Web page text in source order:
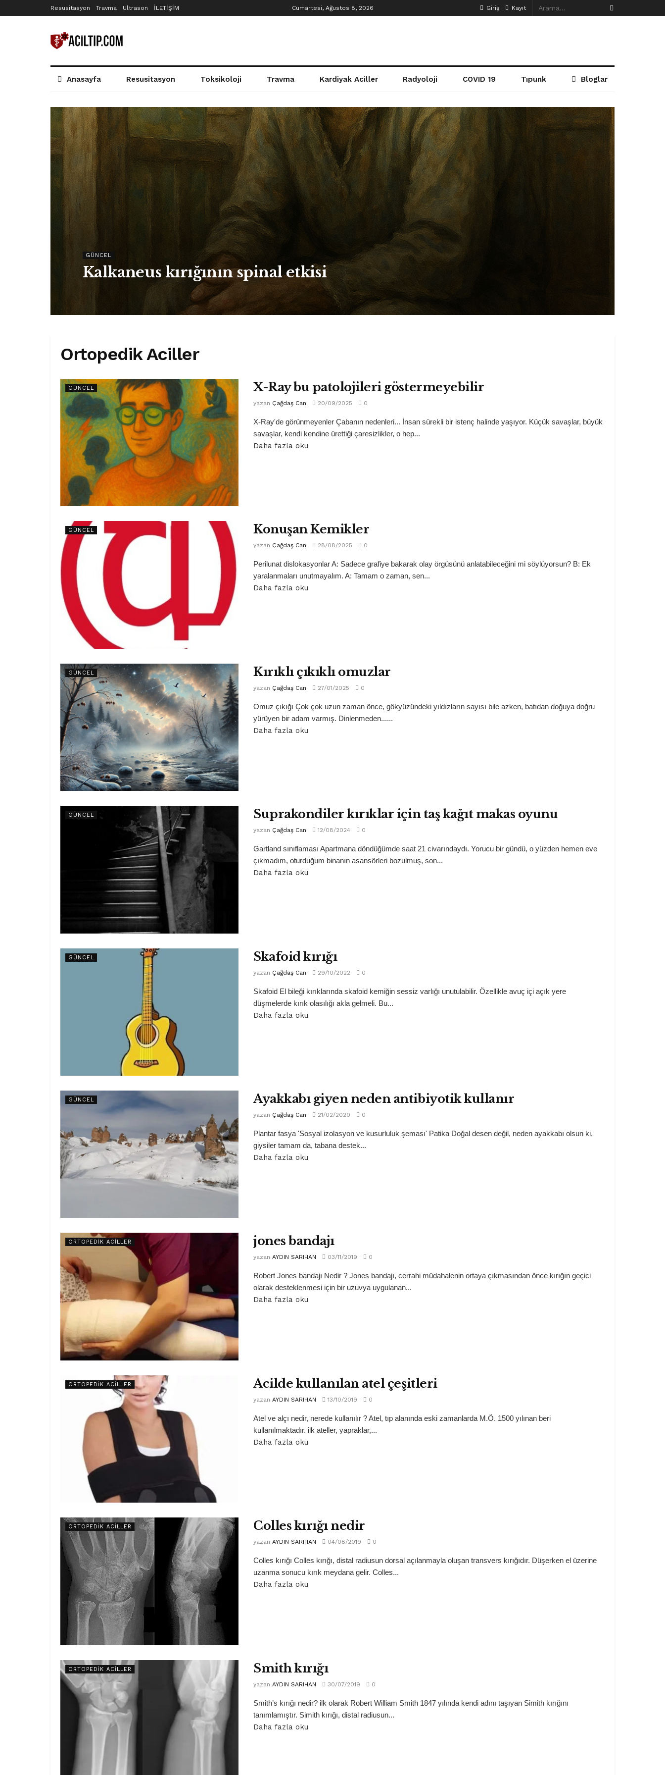
Resusitasyon Travma Ultrason İLETİŞİM Cumartesi, Ağustos 8, 2026 Giriş Kayıt
Anasayfa Resusitasyon Toksikoloji Travma Kardiyak Aciller Radyoloji COVID 19 Tıpunk Bloglar
GÜNCEL
Kalkaneus kırığının spinal etkisi
Ortopedik Aciller
GÜNCEL X-Ray bu patolojileri göstermeyebilir
yazan Çağdaş Can 20/09/2025 0
X-Ray'de görünmeyenler Çabanın nedenleri... İnsan sürekli bir istenç halinde yaşıyor. Küçük savaşlar, büyük
savaşlar, kendi kendine ürettiği çaresizlikler, o hep...
Daha fazla oku
GÜNCEL Konuşan Kemikler
yazan Çağdaş Can 28/08/2025 0
Perilunat dislokasyonlar A: Sadece grafiye bakarak olay örgüsünü anlatabileceğini mi söylüyorsun? B: Ek
yaralanmaları unutmayalım. A: Tamam o zaman, sen...
Daha fazla oku
GÜNCEL Kırıklı çıkıklı omuzlar
yazan Çağdaş Can 27/01/2025 0
Omuz çıkığı Çok çok uzun zaman önce, gökyüzündeki yıldızların sayısı bile azken, batıdan doğuya doğru
yürüyen bir adam varmış. Dinlenmeden......
Daha fazla oku
GÜNCEL Suprakondiler kırıklar için taş kağıt makas oyunu
yazan Çağdaş Can 12/08/2024 0
Gartland sınıflaması Apartmana döndüğümde saat 21 civarındaydı. Yorucu bir gündü, o yüzden hemen eve
çıkmadım, oturduğum binanın asansörleri bozulmuş, son...
Daha fazla oku
GÜNCEL Skafoid kırığı
yazan Çağdaş Can 29/10/2022 0
Skafoid El bileği kırıklarında skafoid kemiğin sessiz varlığı unutulabilir. Özellikle avuç içi açık yere
düşmelerde kırık olasılığı akla gelmeli. Bu...
Daha fazla oku
GÜNCEL Ayakkabı giyen neden antibiyotik kullanır
yazan Çağdaş Can 21/02/2020 0
Plantar fasya 'Sosyal izolasyon ve kusurluluk şeması' Patika Doğal desen değil, neden ayakkabı olsun ki,
giysiler tamam da, tabana destek...
Daha fazla oku
ORTOPEDIK ACILLER jones bandajı
yazan AYDIN SARIHAN 03/11/2019 0
Robert Jones bandajı Nedir ? Jones bandajı, cerrahi müdahalenin ortaya çıkmasından önce kırığın geçici
olarak desteklenmesi için bir uzuvya uygulanan...
Daha fazla oku
ORTOPEDIK ACILLER Acilde kullanılan atel çeşitleri
yazan AYDIN SARIHAN 13/10/2019 0
Atel ve alçı nedir, nerede kullanılır ? Atel, tıp alanında eski zamanlarda M.Ö. 1500 yılınan beri
kullanılmaktadır. ilk ateller, yapraklar,...
Daha fazla oku
ORTOPEDIK ACILLER Colles kırığı nedir
yazan AYDIN SARIHAN 04/08/2019 0
Colles kırığı Colles kırığı, distal radiusun dorsal açılanmayla oluşan transvers kırığıdır. Düşerken el üzerine
uzanma sonucu kırık meydana gelir. Colles...
Daha fazla oku
ORTOPEDIK ACILLER Smith kırığı
yazan AYDIN SARIHAN 30/07/2019 0
Smith’s kırığı nedir? ilk olarak Robert William Smith 1847 yılında kendi adını taşıyan Simith kırığını
tanımlamıştır. Simith kırığı, distal radiusun...
Daha fazla oku